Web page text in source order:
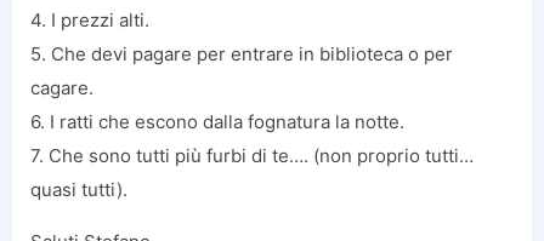
4. I prezzi alti.
5. Che devi pagare per entrare in biblioteca o per
cagare.
6. I ratti che escono dalla fognatura la notte.
7. Che sono tutti più furbi di te…. (non proprio tutti…
quasi tutti).